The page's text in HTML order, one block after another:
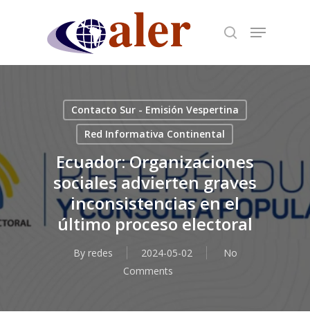
content
Contacto Sur - Emisión Vespertina
Red Informativa Continental
Ecuador: Organizaciones
sociales advierten graves
inconsistencias en el
último proceso electoral
By redes 2024-05-02
No
Comments